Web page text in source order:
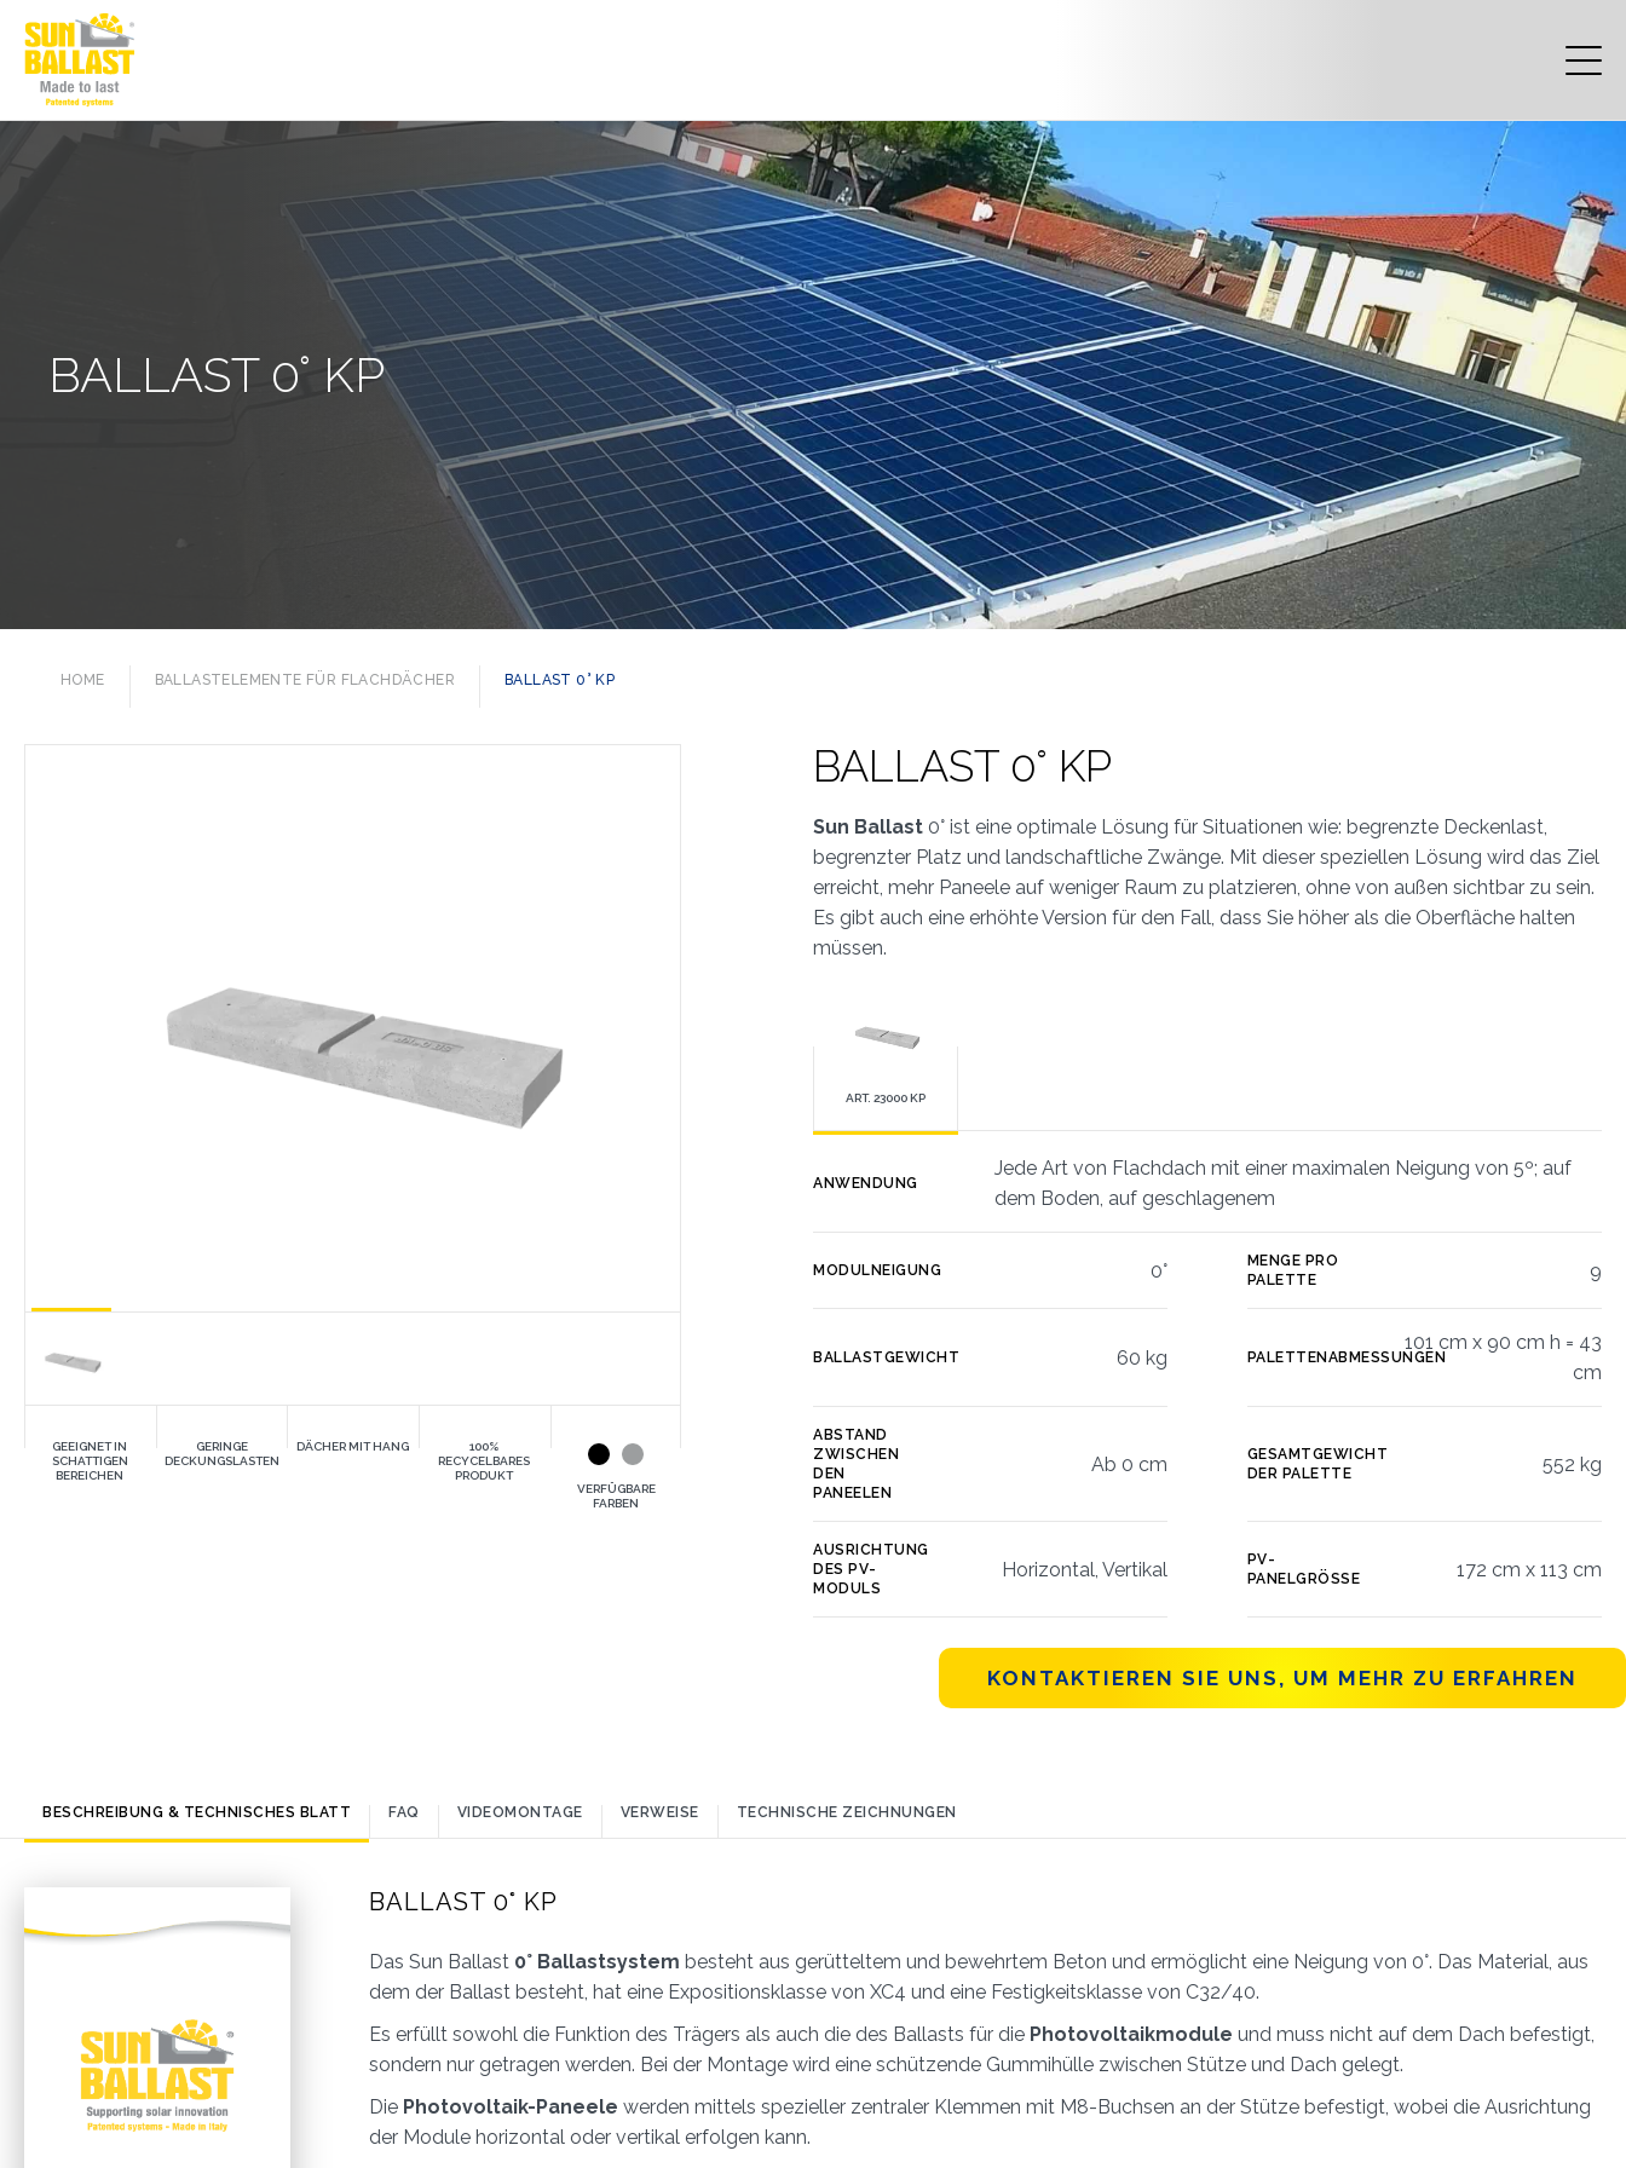
BALLAST 0° KP
HOME BALLASTELEMENTE FÜR FLACHDÄCHER BALLAST 0° KP
GEEIGNET IN
SCHATTIGEN
BEREICHEN
GERINGE
DECKUNGSLASTEN
DÄCHER MIT HANG
100%
RECYCELBARES
PRODUKT
VERFÜGBARE
FARBEN
BALLAST 0° KP
Sun Ballast 0° ist eine optimale Lösung für Situationen wie: begrenzte Deckenlast,
begrenzter Platz und landschaftliche Zwänge. Mit dieser speziellen Lösung wird das Ziel
erreicht, mehr Paneele auf weniger Raum zu platzieren, ohne von außen sichtbar zu sein.
Es gibt auch eine erhöhte Version für den Fall, dass Sie höher als die Oberfläche halten
müssen.
ART. 23000 KP
ANWENDUNG
Jede Art von Flachdach mit einer maximalen Neigung von 5º; auf
dem Boden, auf geschlagenem
MODULNEIGUNG 0°
MENGE PRO
PALETTE
9
BALLASTGEWICHT 60 kg PALETTENABMESSUNGEN
101 cm x 90 cm h = 43
cm
ABSTAND
ZWISCHEN
DEN
PANEELEN
Ab 0 cm
GESAMTGEWICHT
DER PALETTE
552 kg
AUSRICHTUNG
DES PV-
MODULS
Horizontal, Vertikal
PV-
PANELGRÖSSE
172 cm x 113 cm
KONTAKTIEREN SIE UNS, UM MEHR ZU ERFAHREN
BESCHREIBUNG & TECHNISCHES BLATT FAQ VIDEOMONTAGE VERWEISE TECHNISCHE ZEICHNUNGEN
BALLAST 0° KP
Das Sun Ballast 0° Ballastsystem besteht aus gerütteltem und bewehrtem Beton und ermöglicht eine Neigung von 0°. Das Material, aus
dem der Ballast besteht, hat eine Expositionsklasse von XC4 und eine Festigkeitsklasse von C32/40.
Es erfüllt sowohl die Funktion des Trägers als auch die des Ballasts für die Photovoltaikmodule und muss nicht auf dem Dach befestigt,
sondern nur getragen werden. Bei der Montage wird eine schützende Gummihülle zwischen Stütze und Dach gelegt.
Die Photovoltaik-Paneele werden mittels spezieller zentraler Klemmen mit M8-Buchsen an der Stütze befestigt, wobei die Ausrichtung
der Module horizontal oder vertikal erfolgen kann.
Ich habe dieDatenschutzbestimmungen gelesen und akzeptiere sie*